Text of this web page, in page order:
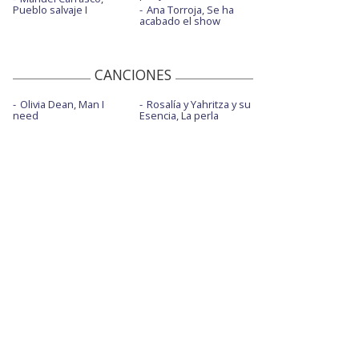
Muñeco de nieve - con letra
No me conoces - ¡Feliz 2026!
No volveré (A seguir tus pasos)
Pueblo salvaje I
Ana Torroja, Se ha
acabado el show
CANCIONES
Olivia Dean, Man I
need
Rosalía y Yahritza y su
Esencia, La perla